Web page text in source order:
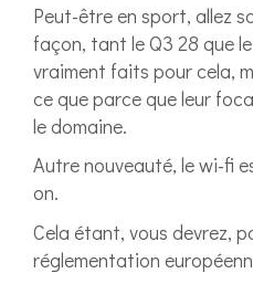
Peut-être en sport, allez
façon, tant le Q3 28 que
vraiment faits pour cela,
ce que parce que leur
le domaine.
Autre nouveauté, le wi-fi
on.
Cela étant, vous devrez,
réglementation